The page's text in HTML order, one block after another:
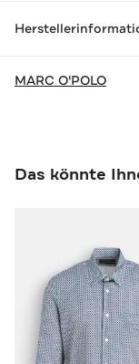
MARC O'POLO
Das könnte